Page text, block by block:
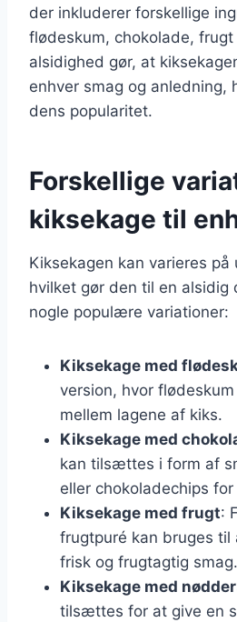
der inkluderer forskellige
flødeskum, chokolade,
alsidighed gør, at
enhver smag og anledning,
dens popularitet.
Forskellige
kiksekage til
Kiksekagen kan varieres på
hvilket gør den til en alsidig
nogle populære variationer:
Kiksekage med
version, hvor
mellem lagene af kiks.
Kiksekage med
kan tilsættes i form af
eller chokoladechips
Kiksekage med frugt:
frugtpuré kan bruges til
frisk og frugtagtig smag.
Kiksekage med nødder
tilsættes for at give en